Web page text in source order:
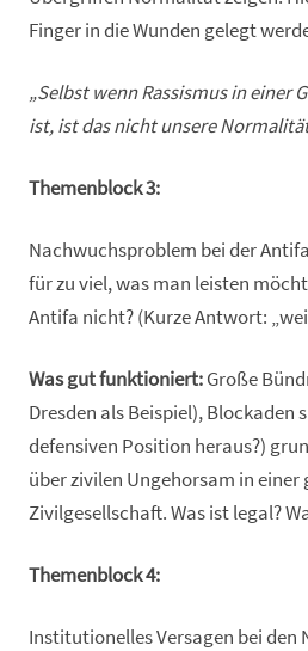
Finger in die Wunden gelegt
„Selbst wenn Rassismus in einer
ist, ist das nicht unsere
Themenblock 3:
Nachwuchsproblem bei der
für zu viel, was man leisten
Antifa nicht? (Kurze Antwort:
Was gut funktioniert:Große
Dresden als Beispiel), Blockaden
defensiven Position heraus?)
über zivilen Ungehorsam in einer
Zivilgesellschaft. Was ist legal?
Themenblock 4:
Institutionelles Versagen bei den